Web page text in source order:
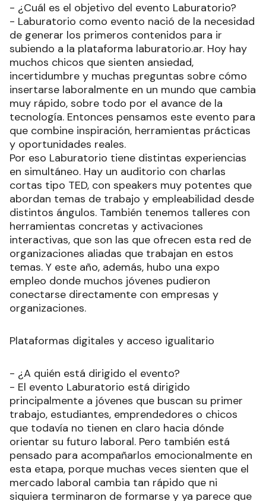
- ¿Cuál es el objetivo del evento Laburatorio?
- Laburatorio como evento nació de la necesidad
de generar los primeros contenidos para ir
subiendo a la plataforma laburatorio.ar. Hoy hay
muchos chicos que sienten ansiedad,
incertidumbre y muchas preguntas sobre cómo
insertarse laboralmente en un mundo que cambia
muy rápido, sobre todo por el avance de la
tecnología. Entonces pensamos este evento para
que combine inspiración, herramientas prácticas
y oportunidades reales.
Por eso Laburatorio tiene distintas experiencias
en simultáneo. Hay un auditorio con charlas
cortas tipo TED, con speakers muy potentes que
abordan temas de trabajo y empleabilidad desde
distintos ángulos. También tenemos talleres con
herramientas concretas y activaciones
interactivas, que son las que ofrecen esta red de
organizaciones aliadas que trabajan en estos
temas. Y este año, además, hubo una expo
empleo donde muchos jóvenes pudieron
conectarse directamente con empresas y
organizaciones.
Plataformas digitales y acceso igualitario
- ¿A quién está dirigido el evento?
- El evento Laburatorio está dirigido
principalmente a jóvenes que buscan su primer
trabajo, estudiantes, emprendedores o chicos
que todavía no tienen en claro hacia dónde
orientar su futuro laboral. Pero también está
pensado para acompañarlos emocionalmente en
esta etapa, porque muchas veces sienten que el
mercado laboral cambia tan rápido que ni
siquiera terminaron de formarse y ya parece que